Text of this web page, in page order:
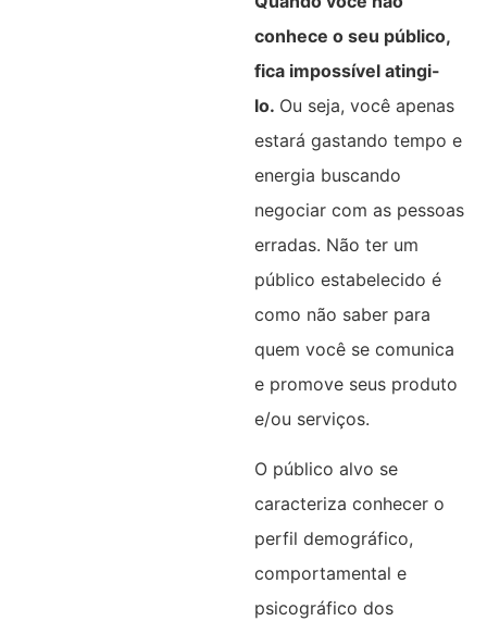
conhece o seu público,
fica impossível atingi-
lo. Ou seja, você apenas
estará gastando tempo e
energia buscando
negociar com as pessoas
erradas. Não ter um
público estabelecido é
como não saber para
quem você se comunica
e promove seus produto
e/ou serviços.
O público alvo se
caracteriza conhecer o
perfil demográfico,
comportamental e
psicográfico dos